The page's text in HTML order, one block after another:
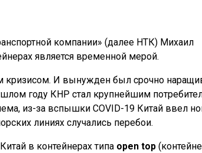
компании» (далее НТК) Михаил
является временной мерой.
кризисом. И вынужден был срочно
году КНР стал крупнейшим
из-за вспышки COVID-19 Китай ввел
линиях случались перебои.
в контейнерах типа open top